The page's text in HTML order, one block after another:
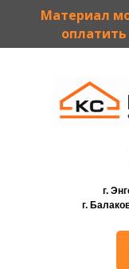
Материал
г.
г.